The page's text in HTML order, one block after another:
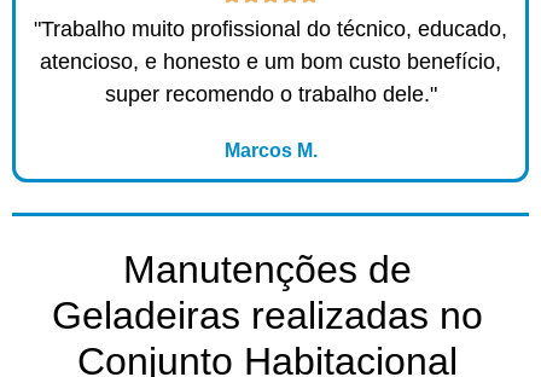
"Trabalho muito profissional do técnico, educado,
atencioso, e honesto e um bom custo benefício,
super recomendo o trabalho dele."
Marcos M.
Manutenções de
Geladeiras realizadas no
Conjunto Habitacional